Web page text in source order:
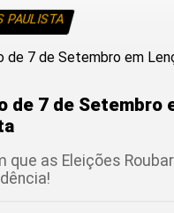
PAULISTA
de 7 de Setembro
que as Eleições